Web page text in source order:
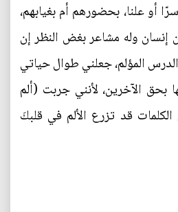
أو علنا، بحضورهم أم بغيابهم،
إنسان وله مشاعر بغض النظر إن
المؤلم، جعلني طوال حياتي
بحق الآخرين، لأنني جربت (ألم
قد تزرع الألم في قلبكَ